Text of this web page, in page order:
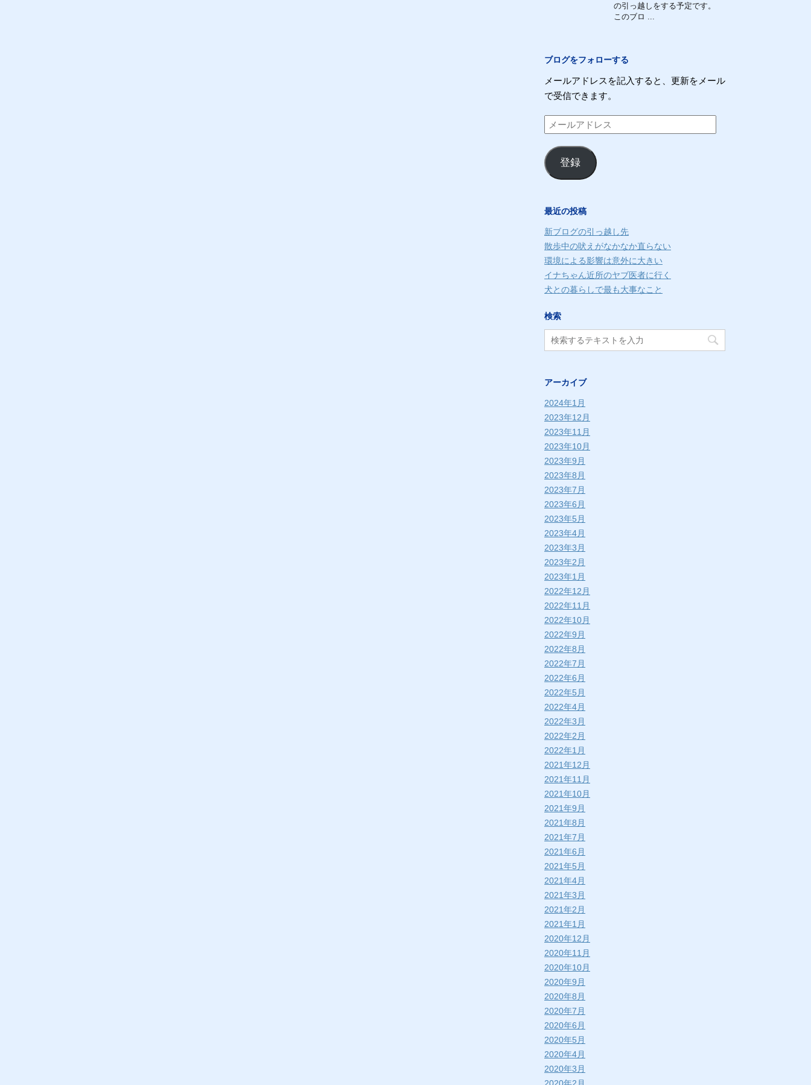
の引っ越しをする予定です。
このブロ ...
ブログをフォローする
メールアドレスを記入すると、更新をメール
で受信できます。
メ
ー
ル
ア
ス
登録
最近の投稿
新ブログの引っ越し先
散歩中の吠えがなかなか直らない
環境による影響は意外に大きい
イナちゃん近所のヤブ医者に行く
犬との暮らしで最も大事なこと
検索
アーカイブ
2024年1月
2023年12月
2023年11月
2023年10月
2023年9月
2023年8月
2023年7月
2023年6月
2023年5月
2023年4月
2023年3月
2023年2月
2023年1月
2022年12月
2022年11月
2022年10月
2022年9月
2022年8月
2022年7月
2022年6月
2022年5月
2022年4月
2022年3月
2022年2月
2022年1月
2021年12月
2021年11月
2021年10月
2021年9月
2021年8月
2021年7月
2021年6月
2021年5月
2021年4月
2021年3月
2021年2月
2021年1月
2020年12月
2020年11月
2020年10月
2020年9月
2020年8月
2020年7月
2020年6月
2020年5月
2020年4月
2020年3月
2020年2月